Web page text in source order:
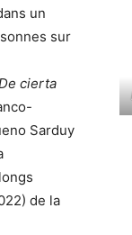
un
sur
cierta
Sarduy
de la